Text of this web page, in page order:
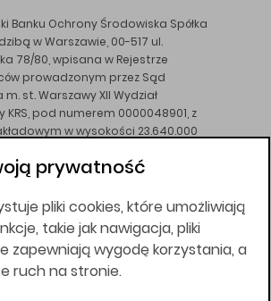
Banku Ochrony Środowiska Spółka
w Warszawie, 00-517 ul.
78/80, wpisana w Rejestrze
prowadzonym przez Sąd
st. Warszawy XII Wydział
KRS, pod numerem 0000048901, z
w wysokości 23.640.000
na podstawie zezwolenia KNF z dnia
na niniejszej stronie w tym
inwestycyjnych nie są
osób mających miejsce
lub pobytu w Stanach
prywatność
pliki cookies, które umożliwiają
takie jak nawigacja, pliki
zapewniają wygodę korzystania, a
ruch na stronie.